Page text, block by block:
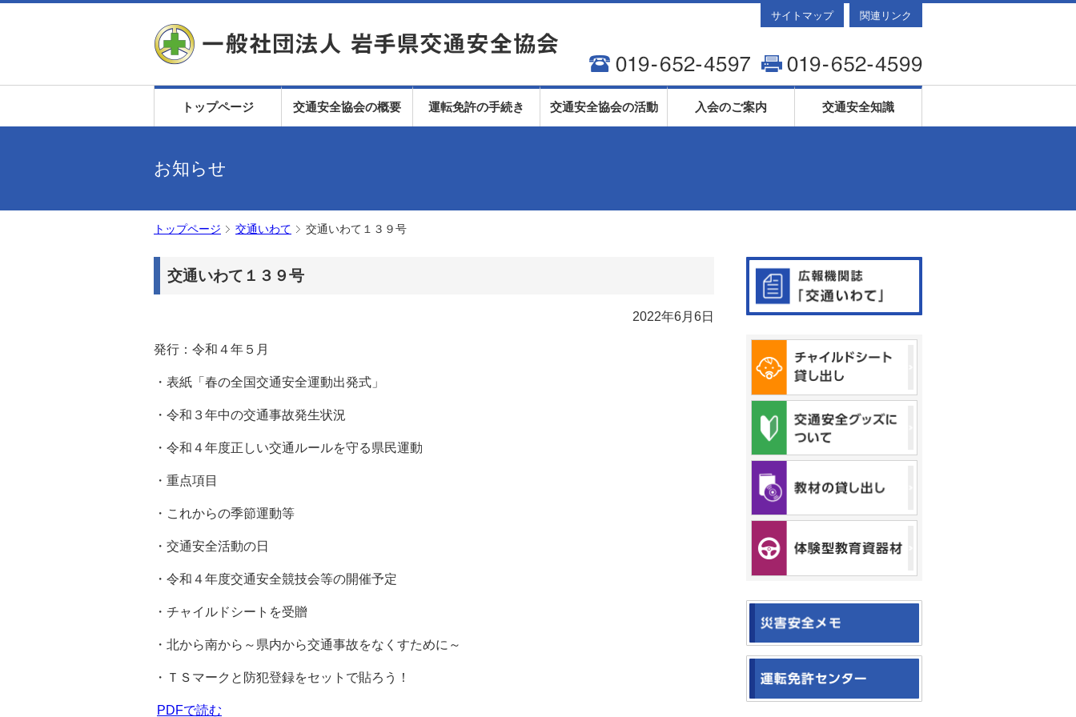
サイトマップ 関連リンク
トップページ 交通安全協会の概要 運転免許の手続き 交通安全協会の活動 入会のご案内 交通安全知識
お知らせ
トップページ 交通いわて 交通いわて１３９号
交通いわて１３９号
2022年6月6日
発行：令和４年５月
・表紙「春の全国交通安全運動出発式」
・令和３年中の交通事故発生状況
・令和４年度正しい交通ルールを守る県民運動
・重点項目
・これからの季節運動等
・交通安全活動の日
・令和４年度交通安全競技会等の開催予定
・チャイルドシートを受贈
・北から南から～県内から交通事故をなくすために～
・ＴＳマークと防犯登録をセットで貼ろう！
PDFで読む